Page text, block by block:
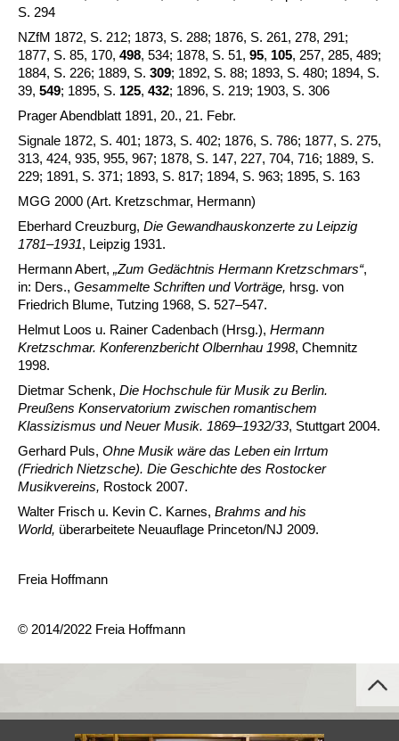
S. 294
NZfM 1872, S. 212; 1873, S. 288; 1876, S. 261, 278, 291;
1877, S. 85, 170, 498, 534; 1878, S. 51, 95, 105, 257, 285, 489;
1884, S. 226; 1889, S. 309; 1892, S. 88; 1893, S. 480; 1894, S.
39, 549; 1895, S. 125, 432; 1896, S. 219; 1903, S. 306
Prager Abendblatt 1891, 20., 21. Febr.
Signale 1872, S. 401; 1873, S. 402; 1876, S. 786; 1877, S. 275,
313, 424, 935, 955, 967; 1878, S. 147, 227, 704, 716; 1889, S.
229; 1891, S. 371; 1893, S. 817; 1894, S. 963; 1895, S. 163
MGG 2000 (Art. Kretzschmar, Hermann)
Eberhard Creuzburg, Die Gewandhauskonzerte zu Leipzig
1781–1931, Leipzig 1931.
Hermann Abert, „Zum Gedächtnis Hermann Kretzschmars“,
in: Ders., Gesammelte Schriften und Vorträge, hrsg. von
Friedrich Blume, Tutzing 1968, S. 527–547.
Helmut Loos u. Rainer Cadenbach (Hrsg.), Hermann
Kretzschmar. Konferenzbericht Olbernhau 1998, Chemnitz
1998.
Dietmar Schenk, Die Hochschule für Musik zu Berlin.
Preußens Konservatorium zwischen romantischem
Klassizismus und Neuer Musik. 1869–1932/33, Stuttgart 2004.
Gerhard Puls, Ohne Musik wäre das Leben ein Irrtum
(Friedrich Nietzsche). Die Geschichte des Rostocker
Musikvereins, Rostock 2007.
Walter Frisch u. Kevin C. Karnes, Brahms and his
World, überarbeitete Neuauflage Princeton/NJ 2009.
Freia Hoffmann
© 2014/2022 Freia Hoffmann